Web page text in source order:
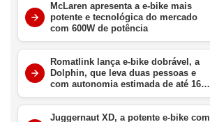
McLaren apresenta a e-bike mais
potente e tecnológica do mercado
com 600W de potência
Romatlink lança e-bike dobrável, a
Dolphin, que leva duas pessoas e
com autonomia estimada de até 161
km por carga
Juggernaut XD, a potente e-bike com